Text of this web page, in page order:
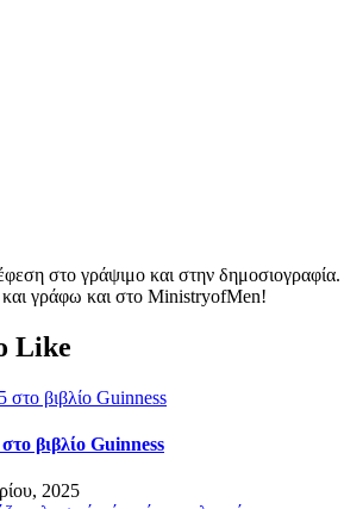
στο γράψιμο και στην δημοσιογραφία.
γράφω και στο MinistryofMen!
Like
βιβλίο Guinness
2025